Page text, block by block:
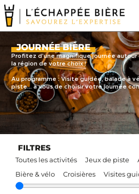
JOURNÉE BIÈRE
Profitez d’une magnifique journée autour
la région de votre choix !
Au programme : Visite guidée, balade à
piste… à vous de choisir votre journée
FILTRES
Toutes les activités Jeux de piste
Bière & vélo
Croisières Visites